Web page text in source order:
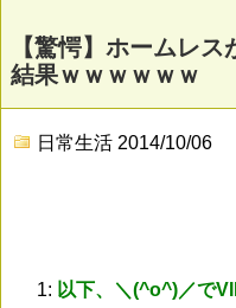
【驚愕】ホームレ
結果ｗｗｗｗｗｗ
日常生活 2014/10/06
1: 以下、＼(^o^)／で